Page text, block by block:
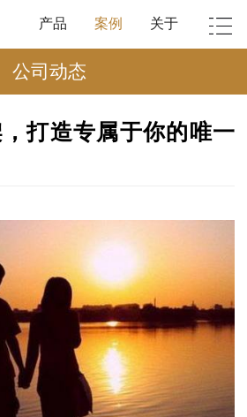
产品 案例 关于
公司动态
打造专属于你的唯一